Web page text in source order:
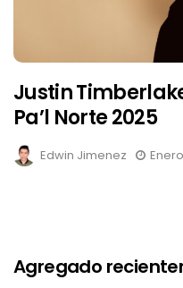
Justin
Pa’l Norte 2025
Edwin Jimenez
Agregado